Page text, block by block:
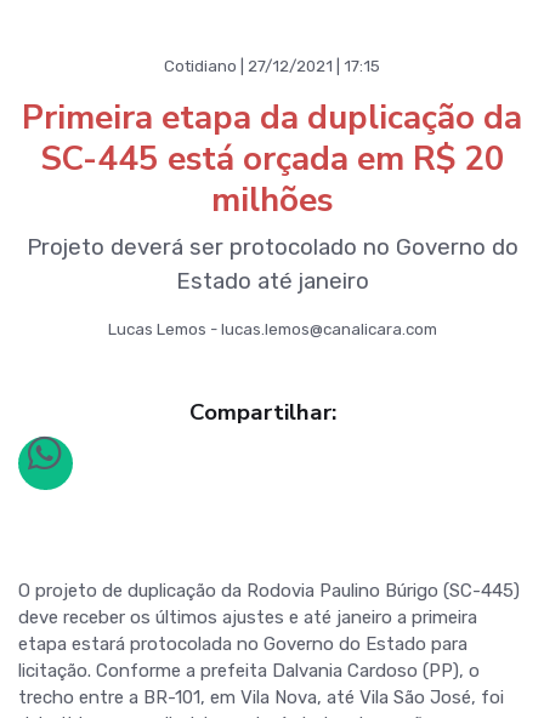
Cotidiano | 27/12/2021 | 17:15
Primeira etapa da duplicação da
SC-445 está orçada em R$ 20
milhões
Projeto deverá ser protocolado no Governo do
Estado até janeiro
Lucas Lemos - lucas.lemos@canalicara.com
Compartilhar:
O projeto de duplicação da Rodovia Paulino Búrigo (SC-445)
deve receber os últimos ajustes e até janeiro a primeira
etapa estará protocolada no Governo do Estado para
licitação. Conforme a prefeita Dalvania Cardoso (PP), o
trecho entre a BR-101, em Vila Nova, até Vila São José, foi